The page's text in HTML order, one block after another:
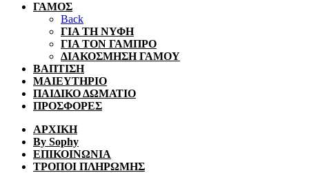
ΓΑΜΟΣ
Back
ΓΙΑ ΤΗ ΝΥΦΗ
ΓΙΑ ΤΟΝ ΓΑΜΠΡΟ
ΔΙΑΚΟΣΜΗΣΗ ΓΑΜΟΥ
ΒΑΠΤΙΣΗ
ΜΑΙΕΥΤΗΡΙΟ
ΠΑΙΔΙΚΟ ΔΩΜΑΤΙΟ
ΠΡΟΣΦΟΡΕΣ
ΑΡΧΙΚΗ
By Sophy
ΕΠΙΚΟΙΝΩΝΙΑ
ΤΡΟΠΟΙ ΠΛΗΡΩΜΗΣ